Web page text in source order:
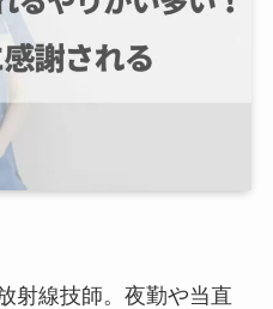
射線技師。夜勤や当直